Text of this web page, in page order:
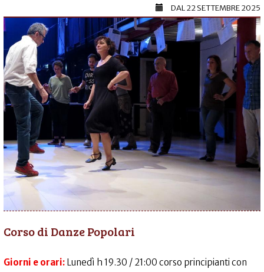
DAL22 SETTEMBRE 2025
Corso di Danze Popolari
Giorni e orari: Lunedì h 19.30 / 21:00 corso principianti con